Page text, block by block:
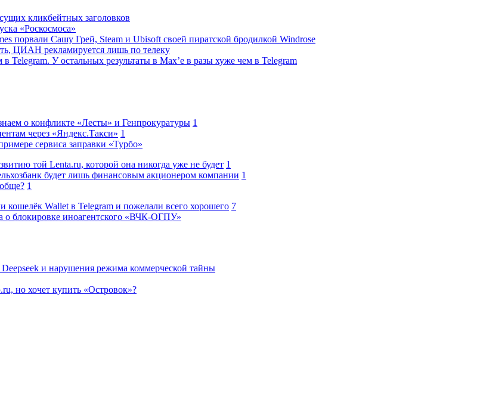
кликбейтных заголовков
«Роскосмоса»
порвали Сашу Грей, Steam и Ubisoft своей пиратской бродилкой Windrose
ЦИАН рекламируется лишь по телеку
У остальных результаты в Max’е в разы хуже чем в Telegram
о конфликте «Лесты» и Генпрокуратуры 1
через «Яндекс.Такси» 1
сервиса заправки «Турбо»
той Lenta.ru, которой она никогда уже не будет 1
будет лишь финансовым акционером компании 1
1
кошелёк Wallet в Telegram и пожелали всего хорошего 7
о блокировке иноагентского «ВЧК-ОГПУ»
Deepseek и нарушения режима коммерческой тайны
но хочет купить «Островок»?